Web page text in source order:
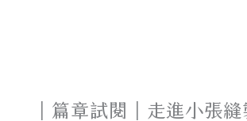
｜篇章試閱｜走進小張